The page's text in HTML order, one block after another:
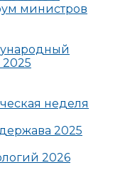
министров
неделя
2025
2026